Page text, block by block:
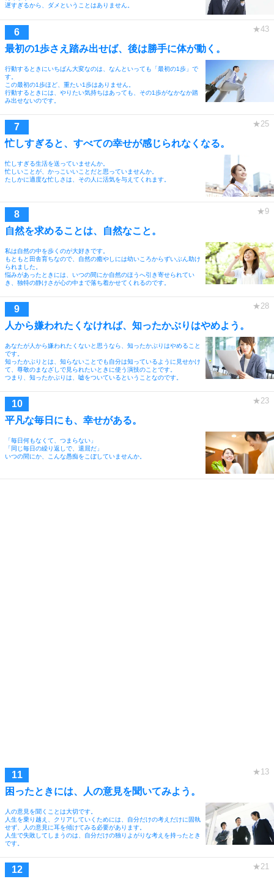
遅すぎるから、ダメということはありません。
最初の1歩さえ踏み出せば、後は勝手に体が動く。
行動するときにいちばん大変なのは、なんといっても「最初の1歩」で
す。
この最初の1歩ほど、重たい1歩はありません。
行動するときには、やりたい気持ちはあっても、その1歩がなかなか踏
み出せないのです。
忙しすぎると、すべての幸せが感じられなくなる。
忙しすぎる生活を送っていませんか。
忙しいことが、かっこいいことだと思っていませんか。
たしかに適度な忙しさは、その人に活気を与えてくれます。
自然を求めることは、自然なこと。
私は自然の中を歩くのが大好きです。
もともと田舎育ちなので、自然の癒やしには幼いころからずいぶん助け
られました。
悩みがあったときには、いつの間にか自然のほうへ引き寄せられてい
き、独特の静けさが心の中まで落ち着かせてくれるのです。
人から嫌われたくなければ、知ったかぶりはやめよう。
あなたが人から嫌われたくないと思うなら、知ったかぶりはやめること
です。
知ったかぶりとは、知らないことでも自分は知っているように見せかけ
て、尊敬のまなざしで見られたいときに使う演技のことです。
つまり、知ったかぶりは、嘘をついているということなのです。
平凡な毎日にも、幸せがある。
「毎日何もなくて、つまらない」
「同じ毎日の繰り返しで、退屈だ」
いつの間にか、こんな愚痴をこぼしていませんか。
困ったときには、人の意見を聞いてみよう。
人の意見を聞くことは大切です。
人生を乗り越え、クリアしていくためには、自分だけの考えだけに固執
せず、人の意見に耳を傾けてみる必要があります。
人生で失敗してしまうのは、自分だけの独りよがりな考えを持ったとき
です。